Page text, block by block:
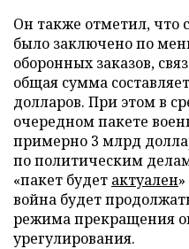
Он также отметил, что
было заключено по
оборонных заказов,
общая сумма
долларов. При этом в
очередном пакете
примерно 3 млрд
по политическим
«пакет будет актуален
война будет
режима прекращения
урегулирования.